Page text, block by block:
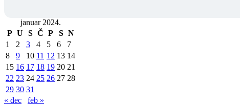
januar 2024.
P U S Č P S N
1
2 3 4 5 6
7
8
9 10 11 12 13 14
15 16 17 18 19 20 21
22 23 24 25 26 27 28
29 30 31
« dec
feb »